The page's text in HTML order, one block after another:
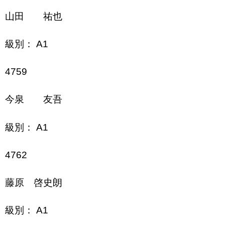
山田 祐也
級別： A1
4759
今泉 友吾
級別： A1
4762
藤原 啓史朗
級別： A1